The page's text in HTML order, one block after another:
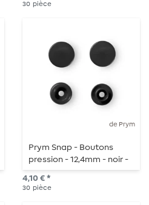
30 pièce
de Prym
Prym Snap - Boutons
pression - 12,4mm - noir -
30 pièces
4,10 € *
30 pièce